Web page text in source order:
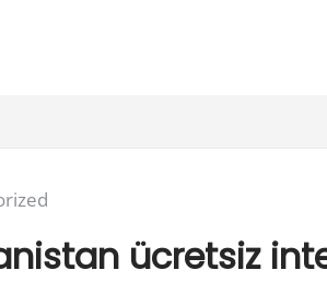
ücretsiz